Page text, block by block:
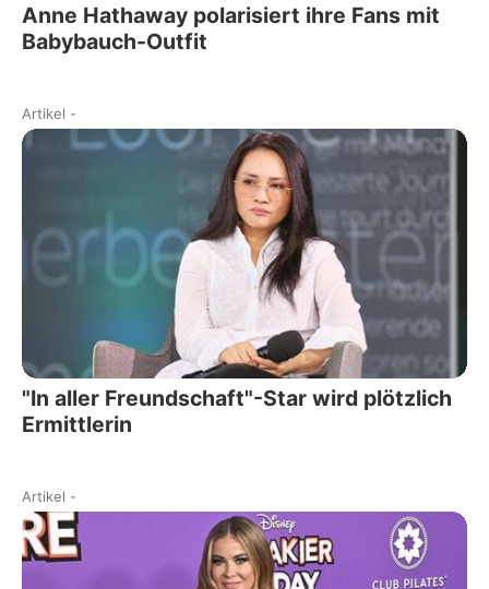
Anne Hathaway polarisiert ihre Fans mit
Babybauch-Outfit
Artikel -
"In aller Freundschaft"-Star wird plötzlich
Ermittlerin
Artikel -